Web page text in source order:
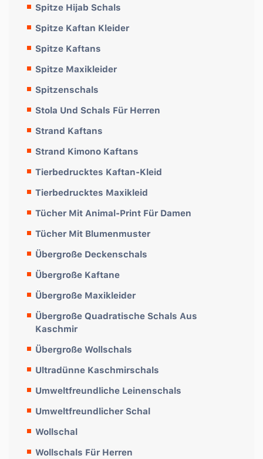
Spitze Hijab Schals
Spitze Kaftan Kleider
Spitze Kaftans
Spitze Maxikleider
Spitzenschals
Stola Und Schals Für Herren
Strand Kaftans
Strand Kimono Kaftans
Tierbedrucktes Kaftan-Kleid
Tierbedrucktes Maxikleid
Tücher Mit Animal-Print Für Damen
Tücher Mit Blumenmuster
Übergroße Deckenschals
Übergroße Kaftane
Übergroße Maxikleider
Übergroße Quadratische Schals Aus
Kaschmir
Übergroße Wollschals
Ultradünne Kaschmirschals
Umweltfreundliche Leinenschals
Umweltfreundlicher Schal
Wollschal
Wollschals Für Herren